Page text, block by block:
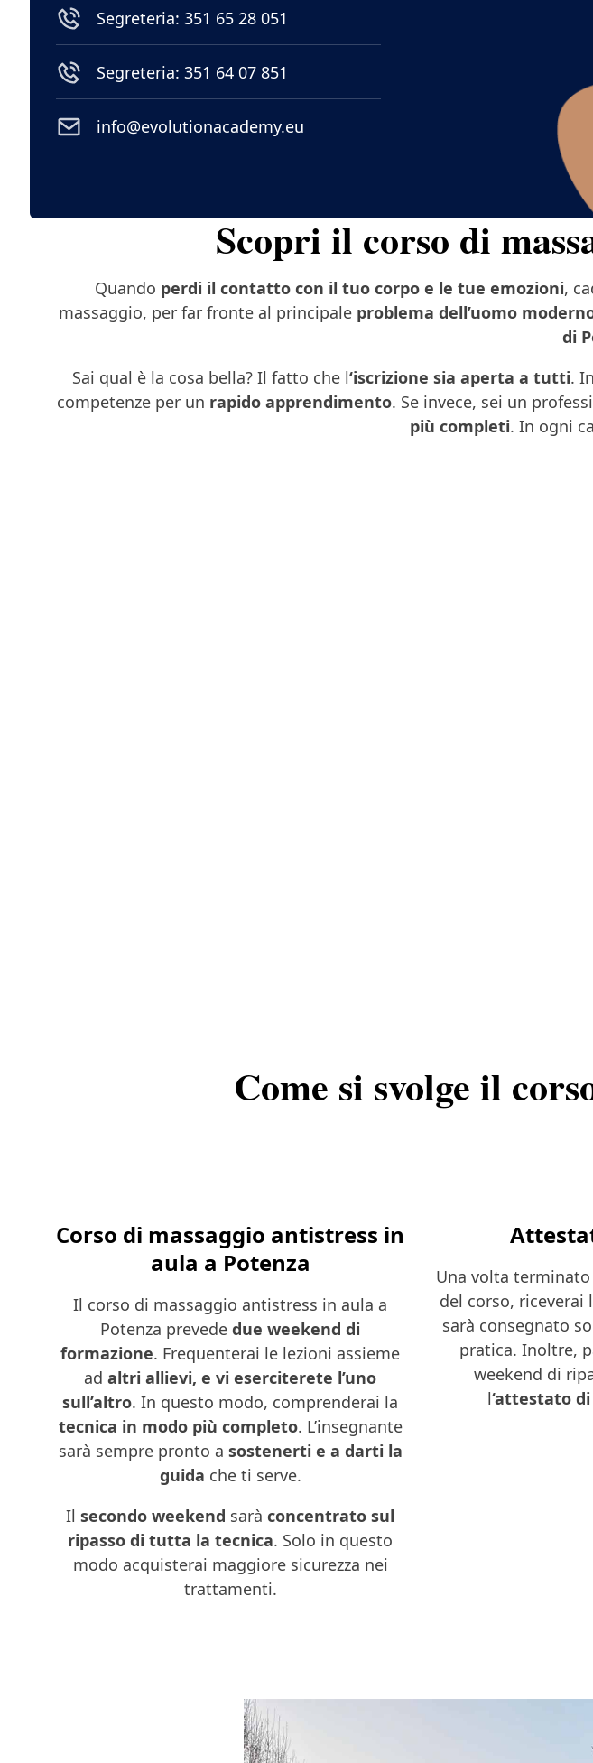
Segreteria: 351 65 28 051
Segreteria: 351 64 07 851
info@evolutionacademy.eu
Scopri il corso di
Quando perdi il contatto con il tuo corpo e le tue emozioni,
massaggio, per far fronte al principale problema dell’uomo
di
Sai qual è la cosa bella? Il fatto che l‘iscrizione sia aperta a tutti.
competenze per un rapido apprendimento. Se invece, sei un
più completi. In ogni
Come si svolge il
Corso di massaggio antistress in
aula a Potenza
Il corso di massaggio antistress in aula a
Potenza prevededue weekend di
formazione. Frequenterai le lezioni assieme
adaltri allievi, e vi eserciterete l’uno
sull’altro. In questo modo, comprenderai la
tecnica in modo più completo. L’insegnante
sarà sempre pronto a sostenerti e a darti la
guida che ti serve.
Ilsecondo weekend saràconcentrato sul
ripasso di tutta la tecnica. Solo in questo
modo acquisterai maggiore sicurezza nei
trattamenti.
Una volta
del corso, riceverai
sarà consegnato
pratica. Inoltre,
weekend di
l‘attestato